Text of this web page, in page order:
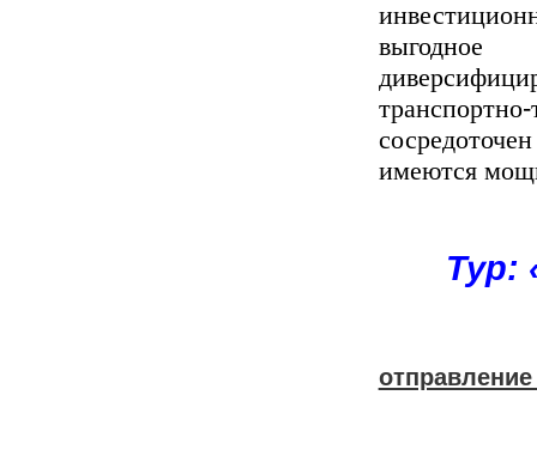
транспортно‑
имеются
Тур: